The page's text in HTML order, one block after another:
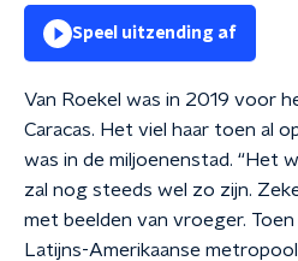
Speel uitzending af
Van Roekel was in 2019 voor
Caracas. Het viel haar toen al
was in de miljoenenstad. “Het
zal nog steeds wel zo zijn.
met beelden van vroeger.
Latijns-Amerikaanse